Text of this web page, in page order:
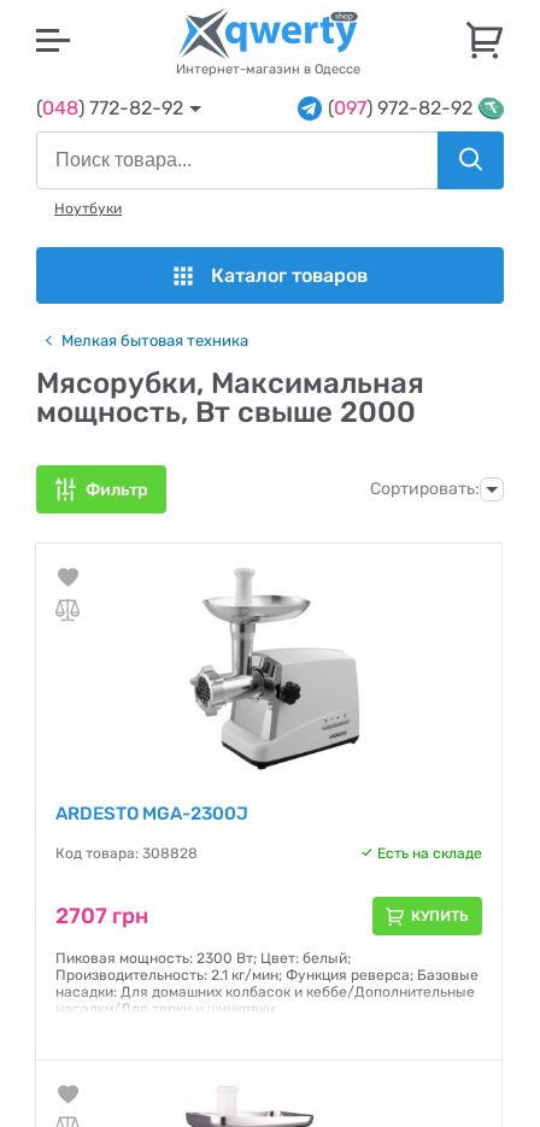
Интернет-магазин в Одессе
(048) 772-82-92 (097) 972-82-92
Ноутбуки
Каталог товаров
Мелкая бытовая техника
Мясорубки, Максимальная
мощность, Вт свыше 2000
Фильтр Сортировать:
ARDESTO MGA-2300J
Код товара: 308828 Есть на складе
2707 грн КУПИТЬ
Пиковая мощность: 2300 Вт; Цвет: белый;
Производительность: 2.1 кг/мин; Функция реверса; Базовые
насадки: Для домашних колбасок и кеббе/Дополнительные
насадки/Для терки и шинковки